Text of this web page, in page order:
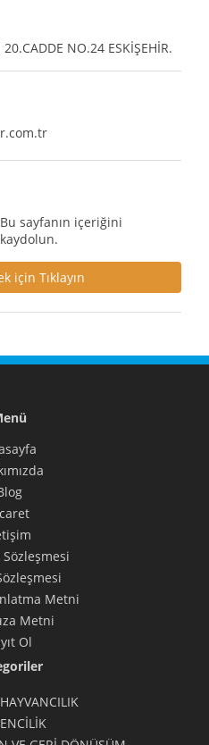
NO.24 ESKİŞEHİR.
sayfanın içeriğini
için Tıklayın
Sözleşmesi
Metni
Metni
Ol